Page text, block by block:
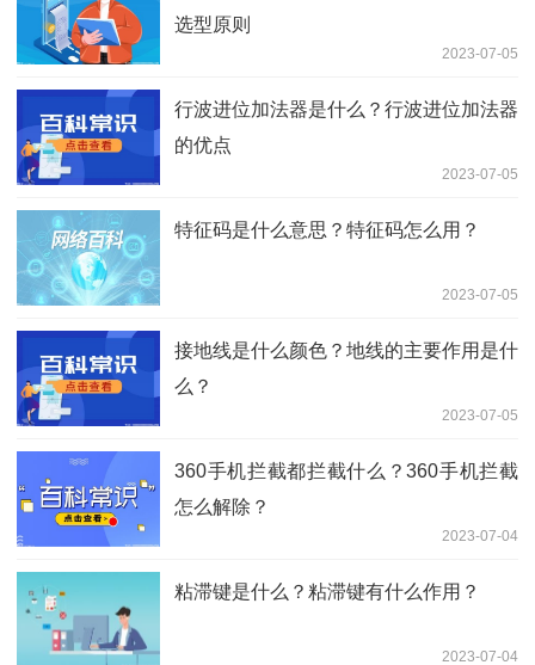
选型原则
2023-07-05
行波进位加法器是什么？行波进位加法器
的优点
2023-07-05
特征码是什么意思？特征码怎么用？
2023-07-05
接地线是什么颜色？地线的主要作用是什
么？
2023-07-05
360手机拦截都拦截什么？360手机拦截
怎么解除？
2023-07-04
粘滞键是什么？粘滞键有什么作用？
2023-07-04